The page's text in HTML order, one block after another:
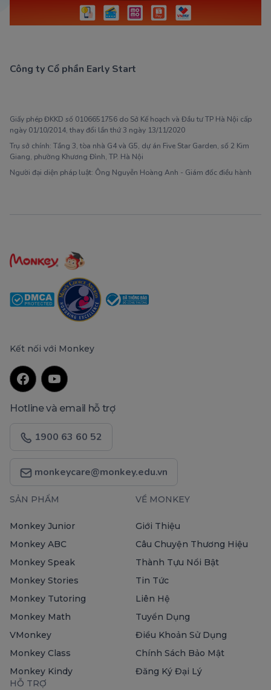
Công ty Cổ phần Early Start
Giấy phép ĐKKD số 0106651756 do Sở Kế hoạch và Đầu tư TP Hà Nội cấp
ngày 01/10/2014, thay đổi lần thứ 3 ngày 13/11/2020
Trụ sở chính: Tầng 3, tòa nhà G4 và G5, dự án Five Star Garden, số 2 Kim
Giang, phường Khương Đình, TP. Hà Nội
Người đại diện pháp luật: Ông Nguyễn Hoàng Anh - Giám đốc điều hành
Kết nối với Monkey
Hotline và email hỗ trợ
1900 63 60 52
monkeycare@monkey.edu.vn
SẢN PHẨM
Monkey Junior
Monkey ABC
Monkey Speak
Monkey Stories
Monkey Tutoring
Monkey Math
VMonkey
Monkey Class
Monkey Kindy
VỀ MONKEY
Giới Thiệu
Câu Chuyện Thương Hiệu
Thành Tựu Nổi Bật
Tin Tức
Liên Hệ
Tuyển Dụng
Điều Khoản Sử Dụng
Chính Sách Bảo Mật
Đăng Ký Đại Lý
HỖ TRỢ